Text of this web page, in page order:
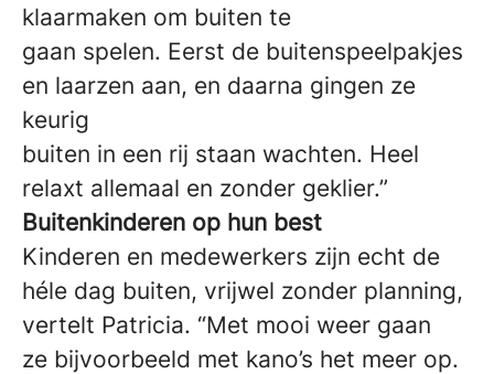
klaarmaken om buiten te
gaan spelen. Eerst de buitenspeelpakjes
en laarzen aan, en daarna gingen ze
keurig
buiten in een rij staan wachten. Heel
relaxt allemaal en zonder geklier.”
Buitenkinderen op hun best
Kinderen en medewerkers zijn echt de
héle dag buiten, vrijwel zonder planning,
vertelt Patricia. “Met mooi weer gaan
ze bijvoorbeeld met kano’s het meer op.